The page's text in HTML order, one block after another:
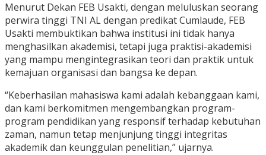
Menurut Dekan FEB Usakti, dengan meluluskan seorang
perwira tinggi TNI AL dengan predikat Cumlaude, FEB
Usakti membuktikan bahwa institusi ini tidak hanya
menghasilkan akademisi, tetapi juga praktisi-akademisi
yang mampu mengintegrasikan teori dan praktik untuk
kemajuan organisasi dan bangsa ke depan.
“Keberhasilan mahasiswa kami adalah kebanggaan kami,
dan kami berkomitmen mengembangkan program-
program pendidikan yang responsif terhadap kebutuhan
zaman, namun tetap menjunjung tinggi integritas
akademik dan keunggulan penelitian,” ujarnya.